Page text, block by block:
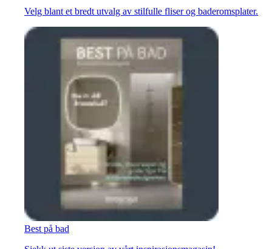
Velg blant et bredt utvalg av stilfulle fliser og baderomsplater.
Best på bad